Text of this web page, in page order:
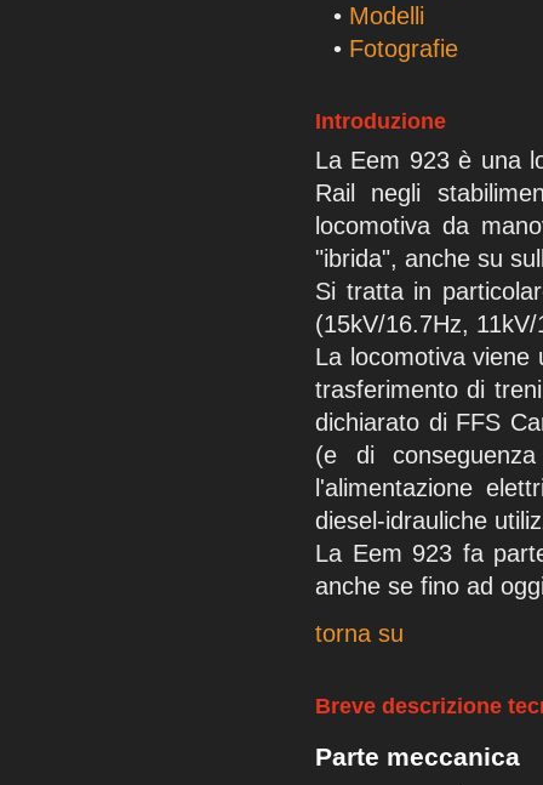
• Modelli
• Fotografie
Introduzione
La Eem 923 è una
Rail negli
locomotiva da
"ibrida", anche su
Si tratta in
(15kV/16.7Hz,
La locomotiva viene
trasferimento di
dichiarato di FFS
(e di
l'alimentazione
diesel-idrauliche
La Eem 923 fa
anche se fino ad
torna su
Breve descrizione
Parte meccanica